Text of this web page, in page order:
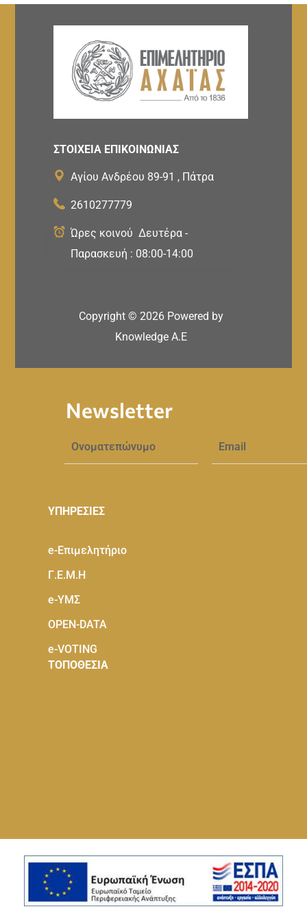
ΣΤΟΙΧΕΙΑ ΕΠΙΚΟΙΝΩΝΙΑΣ
Αγίου Ανδρέου 89-91 , Πάτρα
2610277779
Ώρες κοινού Δευτέρα -
Παρασκευή : 08:00-14:00
Copyright © 2026 Powered by
Knowledge A.E
Newsletter
ΥΠΗΡΕΣΙΕΣ
e-Eπιμελητήριο
Γ.Ε.Μ.Η
e-ΥΜΣ
OPEN-DATA
e-VOTING
ΤΟΠΟΘΕΣΙΑ